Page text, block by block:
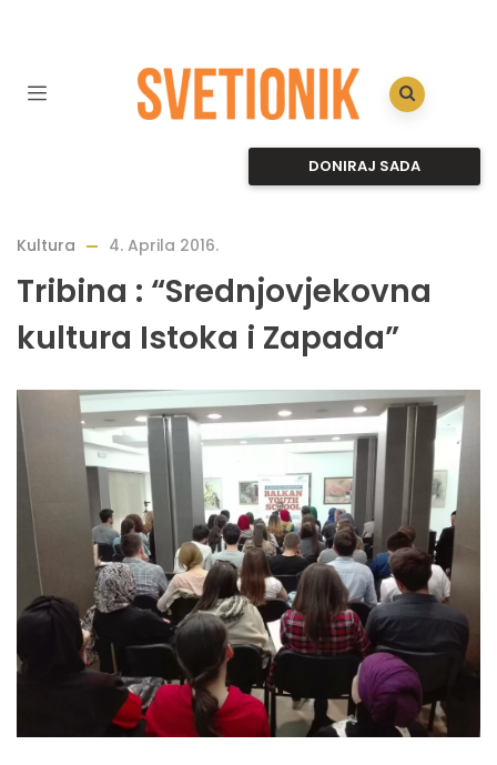
DONIRAJ SADA
Kultura 4. Aprila 2016.
Tribina : “Srednjovjekovna
kultura Istoka i Zapada”